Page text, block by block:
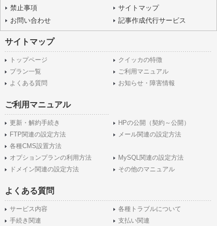
禁止事項
サイトマップ
お問い合わせ
記事作成代行サービス
サイトマップ
トップページ
クイッカの特徴
プラン一覧
ご利用マニュアル
よくある質問
お知らせ・障害情報
ご利用マニュアル
更新・解約手続き
HPの公開（契約～公開）
FTP関連の設定方法
メール関連の設定方法
各種CMS設置方法
オプションプランの利用方法
MySQL関連の設定方法
ドメイン関連の設定方法
その他のマニュアル
よくある質問
サービス内容
各種トラブルについて
手続き関連
支払い関連